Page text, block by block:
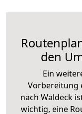
den
Ein
Vorbereitung
nach Waldeck
wichtig, eine